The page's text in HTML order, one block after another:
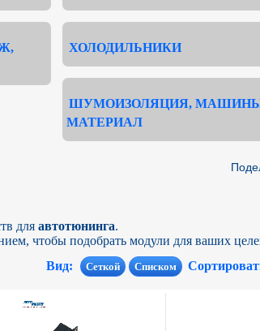
ХОЛОДИЛЬНИКИ
ШУМОИЗОЛЯЦИЯ,
МАТЕРИАЛ
для автотюнинга.
чтобы подобрать модули для ваших
Вид:
Сеткой Списком